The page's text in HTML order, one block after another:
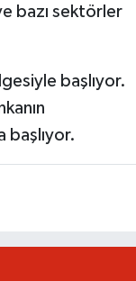
bazı sektörler
başlıyor.
başlıyor.